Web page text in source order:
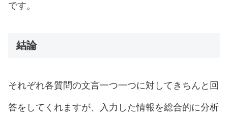
です。
結論
それぞれ各質問の文言一つ一つに対してきちんと回
答をしてくれますが、入力した情報を総合的に分析